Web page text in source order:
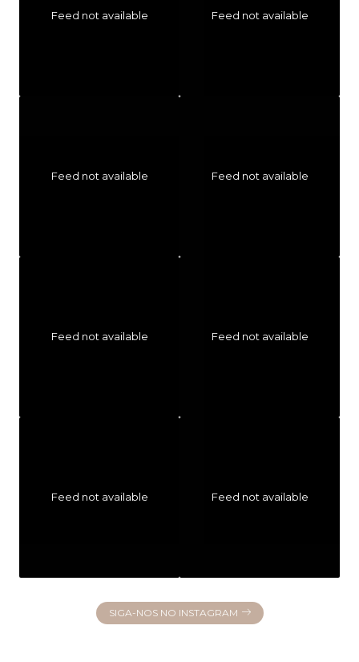
Feed not available Feed not available
Feed not available Feed not available
Feed not available Feed not available
Feed not available Feed not available
SIGA-NOS NO INSTAGRAM